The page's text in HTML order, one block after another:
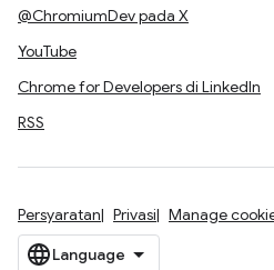
@ChromiumDev pada X
YouTube
Chrome for Developers di LinkedIn
RSS
Persyaratan Privasi Manage